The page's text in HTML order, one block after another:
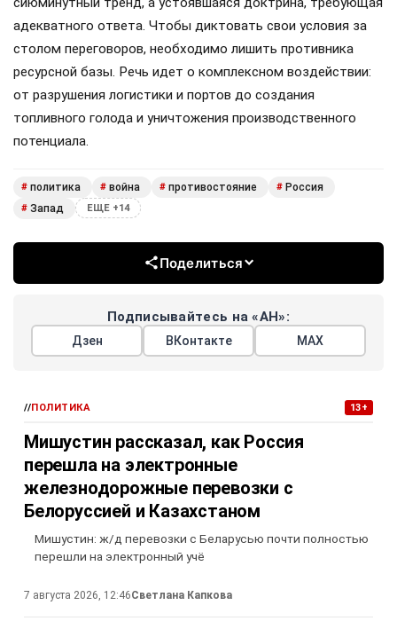
адекватного ответа. Чтобы диктовать свои условия за
столом переговоров, необходимо лишить противника
ресурсной базы. Речь идет о комплексном воздействии:
от разрушения логистики и портов до создания
топливного голода и уничтожения производственного
потенциала.
# политика # война # противостояние # Россия
# Запад ЕЩЕ +14
Поделиться
Подписывайтесь на «АН»:
Дзен ВКонтакте МАХ
//ПОЛИТИКА 13+
Мишустин рассказал, как Россия
перешла на электронные
железнодорожные перевозки с
Белоруссией и Казахстаном
Мишустин: ж/д перевозки с Беларусью почти полностью
перешли на электронный учё
7 августа 2026, 12:46Светлана Капкова